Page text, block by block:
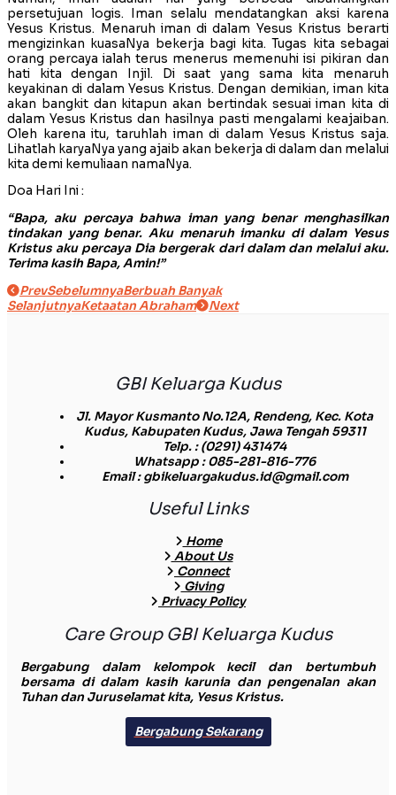
persetujuan logis. Iman selalu mendatangkan aksi karena
Yesus Kristus. Menaruh iman di dalam Yesus Kristus berarti
mengizinkan kuasaNya bekerja bagi kita. Tugas kita sebagai
orang percaya ialah terus menerus memenuhi isi pikiran dan
hati kita dengan Injil. Di saat yang sama kita menaruh
keyakinan di dalam Yesus Kristus. Dengan demikian, iman kita
akan bangkit dan kitapun akan bertindak sesuai iman kita di
dalam Yesus Kristus dan hasilnya pasti mengalami keajaiban.
Oleh karena itu, taruhlah iman di dalam Yesus Kristus saja.
Lihatlah karyaNya yang ajaib akan bekerja di dalam dan melalui
kita demi kemuliaan namaNya.
Doa Hari Ini :
“Bapa, aku percaya bahwa iman yang benar menghasilkan
tindakan yang benar. Aku menaruh imanku di dalam Yesus
Kristus aku percaya Dia bergerak dari dalam dan melalui aku.
Terima kasih Bapa, Amin!”
PrevSebelumnyaBerbuah Banyak
SelanjutnyaKetaatan Abraham Next
GBI Keluarga Kudus
Jl. Mayor Kusmanto No.12A, Rendeng, Kec. Kota
Kudus, Kabupaten Kudus, Jawa Tengah 59311
Telp.: (0291) 431474
Whatsapp: 085-281-816-776
Email: gbikeluargakudus.id@gmail.com
Useful Links
Home
About Us
Connect
Giving
Privacy Policy
Care Group GBI Keluarga Kudus
Bergabung dalam kelompok kecil dan bertumbuh
bersama di dalam kasih karunia dan pengenalan akan
Tuhan dan Juruselamat kita, Yesus Kristus.
Bergabung Sekarang